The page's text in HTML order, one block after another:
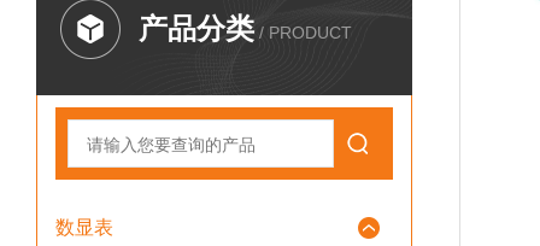
产品分类 / PRODUCT
数显表